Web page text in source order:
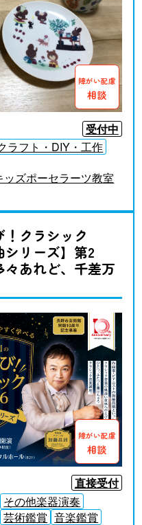
障がい配慮
相談
受付中
ラフト・DIY・工作
ズポーセラーツ教室
クラシック
シリーズ】第2
あれど、千差万
障がい配慮
相談
直接受付
その他楽器演奏
芸術鑑賞 音楽鑑賞